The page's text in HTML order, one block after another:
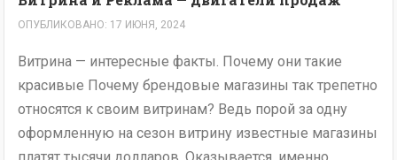
ОПУБЛИКОВАНО: 17 ИЮНЯ, 2024
Витрина — интересные факты. Почему они такие
красивые Почему брендовые магазины так трепетно
относятся к своим витринам? Ведь порой за одну
оформленную на сезон витрину известные магазины